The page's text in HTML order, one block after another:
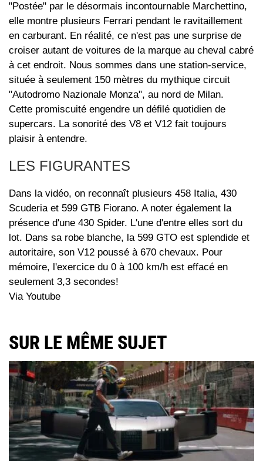
"Postée" par le désormais incontournable Marchettino,
elle montre plusieurs Ferrari pendant le ravitaillement
en carburant. En réalité, ce n'est pas une surprise de
croiser autant de voitures de la marque au cheval cabré
à cet endroit. Nous sommes dans une station-service,
située à seulement 150 mètres du mythique circuit
"Autodromo Nazionale Monza", au nord de Milan.
Cette promiscuité engendre un défilé quotidien de
supercars. La sonorité des V8 et V12 fait toujours
plaisir à entendre.
LES FIGURANTES
Dans la vidéo, on reconnaît plusieurs 458 Italia, 430
Scuderia et 599 GTB Fiorano. A noter également la
présence d'une 430 Spider. L'une d'entre elles sort du
lot. Dans sa robe blanche, la 599 GTO est splendide et
autoritaire, son V12 poussé à 670 chevaux. Pour
mémoire, l'exercice du 0 à 100 km/h est effacé en
seulement 3,3 secondes!
Via Youtube
SUR LE MÊME SUJET